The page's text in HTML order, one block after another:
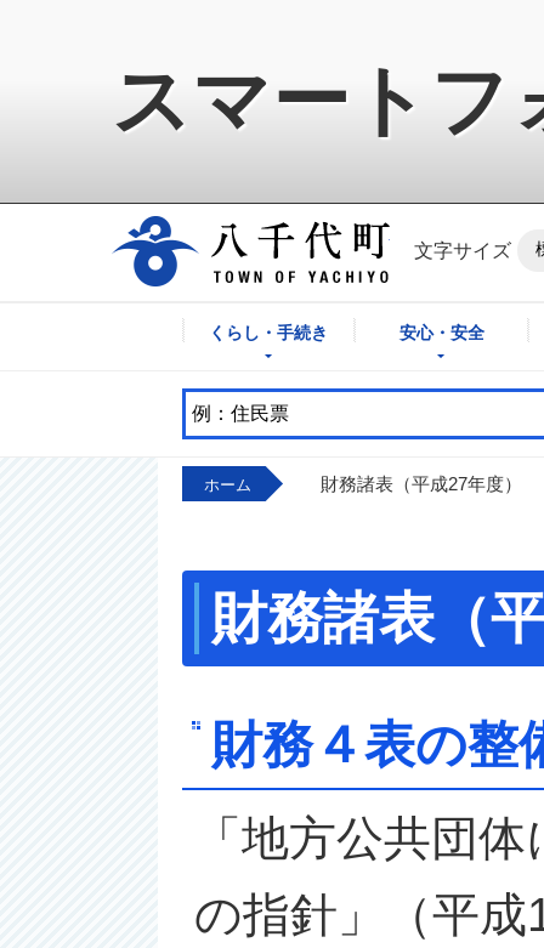
スマートフ
八千代町公式ホ
文字サイズ
くらし・手続き 安心・安全
ホーム 財務諸表（平成27年度）
財務諸表（
財務４表の整
「地方公共団
の指針」（平